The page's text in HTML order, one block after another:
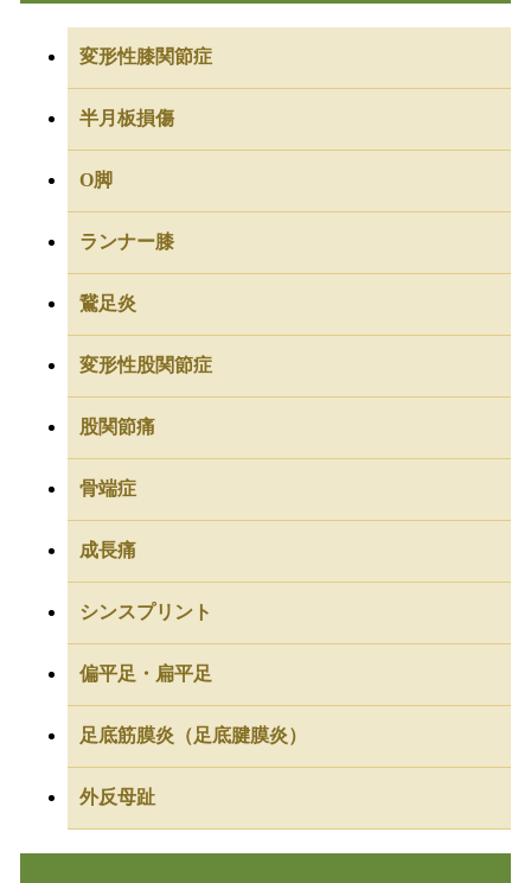
変形性膝関節症
半月板損傷
O脚
ランナー膝
鵞足炎
変形性股関節症
股関節痛
骨端症
成長痛
シンスプリント
偏平足・扁平足
足底筋膜炎（足底腱膜炎）
外反母趾